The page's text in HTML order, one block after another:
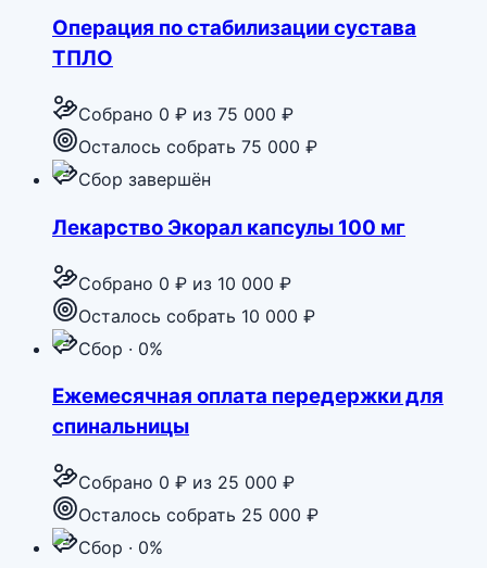
Операция по стабилизации сустава
ТПЛО
Собрано 0 ₽ из 75 000 ₽
Осталось собрать 75 000 ₽
Сбор завершён
Лекарство Экорал капсулы 100 мг
Собрано 0 ₽ из 10 000 ₽
Осталось собрать 10 000 ₽
Сбор · 0%
Ежемесячная оплата передержки для
спинальницы
Собрано 0 ₽ из 25 000 ₽
Осталось собрать 25 000 ₽
Сбор · 0%